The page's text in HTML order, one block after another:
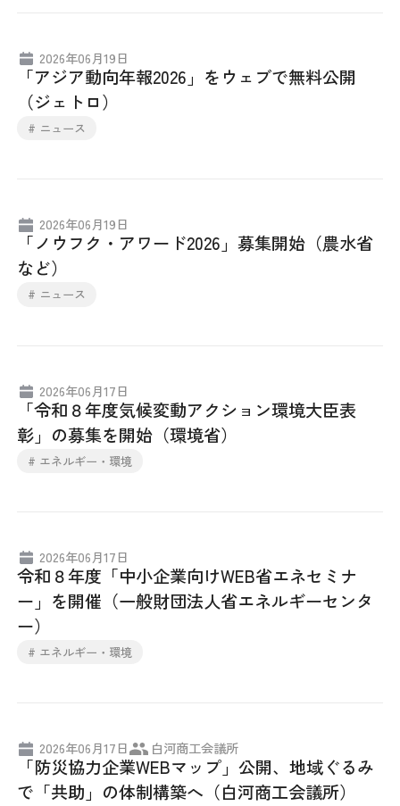
2026年06月19日
「アジア動向年報2026」をウェブで無料公開
（ジェトロ）
# ニュース
2026年06月19日
「ノウフク・アワード2026」募集開始（農水省
など）
# ニュース
2026年06月17日
「令和８年度気候変動アクション環境大臣表
彰」の募集を開始（環境省）
# エネルギー・環境
2026年06月17日
令和８年度「中小企業向けWEB省エネセミナ
ー」を開催（一般財団法人省エネルギーセンタ
ー）
# エネルギー・環境
2026年06月17日 白河商工会議所
「防災協力企業WEBマップ」公開、地域ぐるみ
で「共助」の体制構築へ（白河商工会議所）